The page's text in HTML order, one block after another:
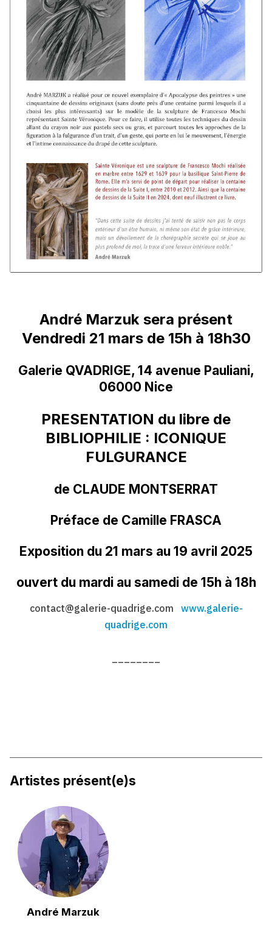
André Marzuk sera présent
Vendredi 21 mars de 15h à 18h30
Galerie QVADRIGE, 14 avenue Pauliani,
06000 Nice
PRESENTATION du libre de
BIBLIOPHILIE : ICONIQUE
FULGURANCE
de CLAUDE MONTSERRAT
Préface de Camille FRASCA
Exposition du 21 mars au 19 avril 2025
ouvert du mardi au samedi de 15h à 18h
contact@galerie-quadrige.com www.galerie-
quadrige.com
Artistes présent(e)s
André Marzuk